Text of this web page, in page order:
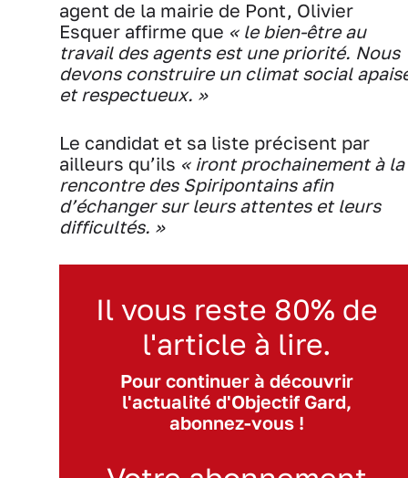
agent de la mairie de Pont, Olivier
Esquer affirme que « le bien-être au
travail des agents est une priorité. Nous
devons construire un climat social
et respectueux. »
Le candidat et sa liste précisent par
ailleurs qu’ils « iront prochainement à la
rencontre des Spiripontains afin
d’échanger sur leurs attentes et leurs
difficultés. »
Il vous reste 80% de
l'article à lire.
Pour continuer à découvrir
l'actualité d'Objectif Gard,
abonnez-vous !